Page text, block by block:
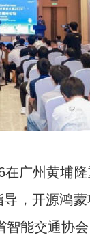
广州黄埔隆
，开源鸿
能交通协